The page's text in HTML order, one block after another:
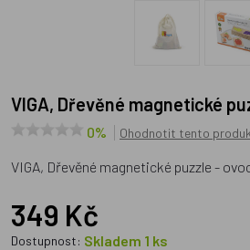
VIGA, Dřevěné magnetické
0% Ohodnotit tento
VIGA, Dřevěné magnetické puzzle -
349 Kč
Dostupnost: Skladem 1 ks